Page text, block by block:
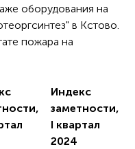
оборудования на
в Кстово.
пожара на
Индекс
заметности,
I квартал
2024